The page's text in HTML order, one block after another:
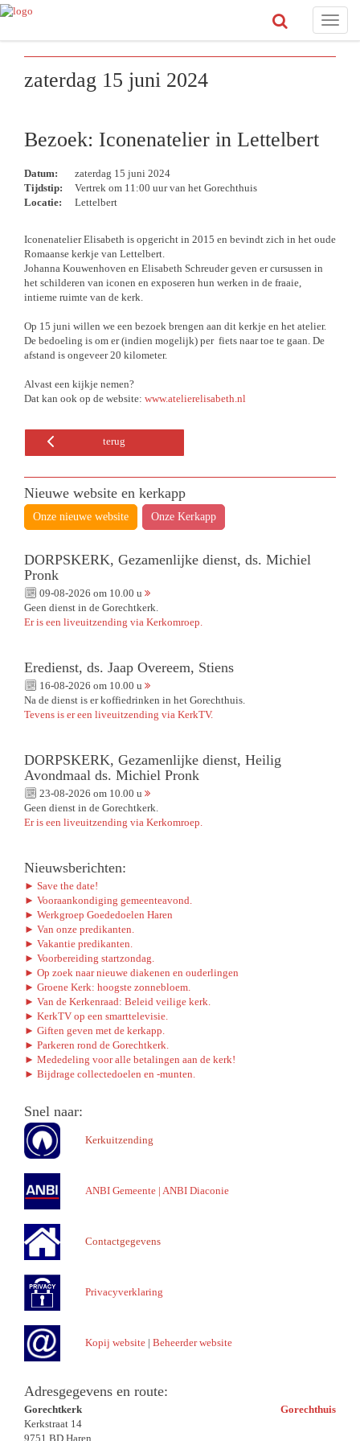
Toggle
zaterdag 15 juni 2024
Bezoek: Iconenatelier in Lettelbert
Datum:
zaterdag 15 juni 2024
Tijdstip:
Vertrek om 11:00 uur van het Gorechthuis
Locatie:
Lettelbert
Iconenatelier Elisabeth is opgericht in 2015 en bevindt zich in het oude
Romaanse kerkje van Lettelbert.
Johanna Kouwenhoven en Elisabeth Schreuder geven er cursussen in
het schilderen van iconen en exposeren hun werken in de fraaie,
intieme ruimte van de kerk.
Op 15 juni willen we een bezoek brengen aan dit kerkje en het atelier.
De bedoeling is om er (indien mogelijk) per fiets naar toe te gaan. De
afstand is ongeveer 20 kilometer.
Alvast een kijkje nemen?
Dat kan ook op de website: www.atelierelisabeth.nl
terug
Nieuwe website en kerkapp
Onze nieuwe website Onze Kerkapp
DORPSKERK, Gezamenlijke dienst, ds. Michiel
Pronk
09-08-2026 om 10.00 u
Geen dienst in de Gorechtkerk.
Er is een liveuitzending via Kerkomroep.
Eredienst, ds. Jaap Overeem, Stiens
16-08-2026 om 10.00 u
Na de dienst is er koffiedrinken in het Gorechthuis.
Tevens is er een liveuitzending via KerkTV.
DORPSKERK, Gezamenlijke dienst, Heilig
Avondmaal ds. Michiel Pronk
23-08-2026 om 10.00 u
Geen dienst in de Gorechtkerk.
Er is een liveuitzending via Kerkomroep.
Nieuwsberichten:
► Save the date!
► Vooraankondiging gemeenteavond.
► Werkgroep Goededoelen Haren
► Van onze predikanten.
► Vakantie predikanten.
► Voorbereiding startzondag.
► Op zoek naar nieuwe diakenen en ouderlingen
► Groene Kerk: hoogste zonnebloem.
► Van de Kerkenraad: Beleid veilige kerk.
► KerkTV op een smarttelevisie.
► Giften geven met de kerkapp.
► Parkeren rond de Gorechtkerk.
► Mededeling voor alle betalingen aan de kerk!
► Bijdrage collectedoelen en -munten.
Snel naar:
Kerkuitzending
ANBI Gemeente | ANBI Diaconie
Contactgegevens
Privacyverklaring
Kopij website | Beheerder website
Adresgegevens en route:
Gorechtkerk
Gorechthuis
Kerkstraat 14
9751 BD Haren